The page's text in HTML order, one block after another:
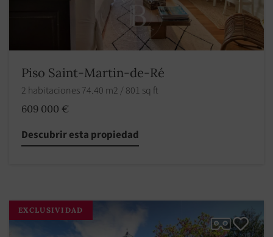
Piso Saint-Martin-de-Ré
2 habitaciones 74.40 m2 / 801 sq ft
609 000 €
Descubrir esta propiedad
EXCLUSIVIDAD